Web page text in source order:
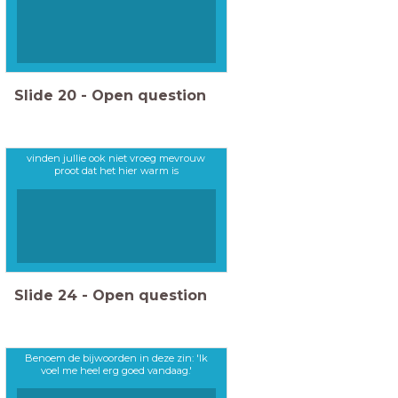
Slide 20 - Open question
vinden jullie ook niet vroeg mevrouw
proot dat het hier warm is
Slide 24 - Open question
Benoem de bijwoorden in deze zin: 'Ik
voel me heel erg goed vandaag.'